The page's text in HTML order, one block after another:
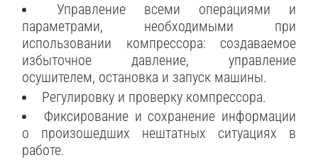
Управление всеми операциями и
параметрами, необходимыми при
использовании компрессора: создаваемое
избыточное давление, управление
осушителем, остановка и запуск машины.
Регулировку и проверку компрессора.
Фиксирование и сохранение информации
о произошедших нештатных ситуациях в
работе.